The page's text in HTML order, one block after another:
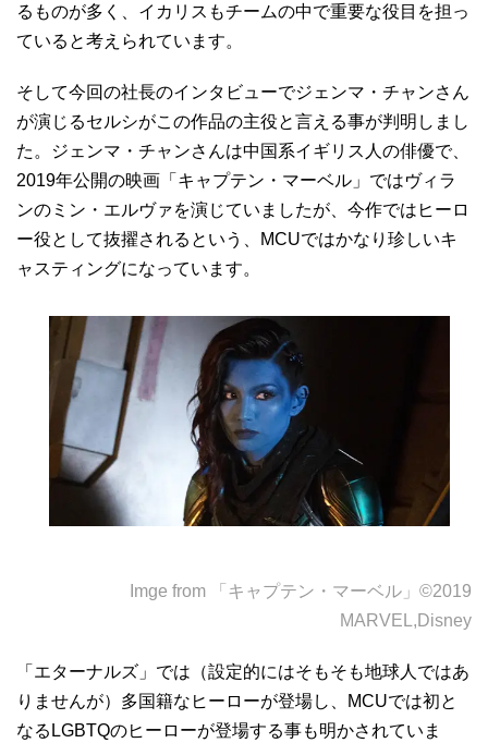
るものが多く、イカリスもチームの中で重要な役目を担っ
ていると考えられています。
そして今回の社長のインタビューでジェンマ・チャンさん
が演じるセルシがこの作品の主役と言える事が判明しまし
た。ジェンマ・チャンさんは中国系イギリス人の俳優で、
2019年公開の映画「キャプテン・マーベル」ではヴィラ
ンのミン・エルヴァを演じていましたが、今作ではヒーロ
ー役として抜擢されるという、MCUではかなり珍しいキ
ャスティングになっています。
Imge from 「キャプテン・マーベル」©2019
MARVEL,Disney
「エターナルズ」では（設定的にはそもそも地球人ではあ
りませんが）多国籍なヒーローが登場し、MCUでは初と
なるLGBTQのヒーローが登場する事も明かされていま